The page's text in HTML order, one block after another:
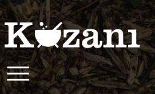
menüyü
aç